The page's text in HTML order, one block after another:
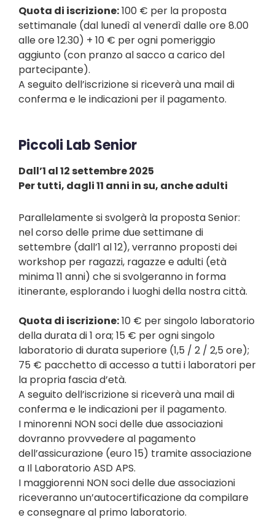
Quota di iscrizione:100 € per la proposta
settimanale (dal lunedì al venerdì dalle ore 8.00
alle ore 12.30) + 10 € per ogni pomeriggio
aggiunto (con pranzo al sacco a carico del
partecipante).
A seguito dell’iscrizione si riceverà una mail di
conferma e le indicazioni per il pagamento.
Piccoli Lab Senior
Dall’1 al 12 settembre 2025
Per tutti, dagli 11 anni in su, anche adulti
Parallelamente si svolgerà la proposta Senior:
nel corso delle prime due settimane di
settembre (dall’1 al 12), verranno proposti dei
workshop per ragazzi, ragazze e adulti (età
minima 11 anni) che si svolgeranno in forma
itinerante, esplorando i luoghi della nostra città.
Quota di iscrizione:10 € per singolo laboratorio
della durata di 1 ora; 15 € per ogni singolo
laboratorio di durata superiore (1,5 / 2 / 2,5 ore);
75 € pacchetto di accesso a tutti i laboratori per
la propria fascia d’età.
A seguito dell’iscrizione si riceverà una mail di
conferma e le indicazioni per il pagamento.
I minorenni NON soci delle due associazioni
dovranno provvedere al pagamento
dell’assicurazione (euro 15) tramite associazione
a Il Laboratorio ASD APS.
I maggiorenni NON soci delle due associazioni
riceveranno un’autocertificazione da compilare
e consegnare al primo laboratorio.